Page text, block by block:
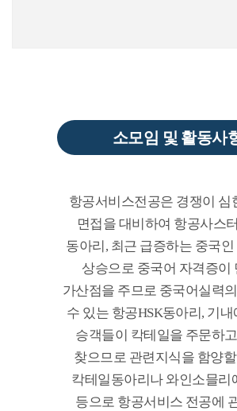
소모임 및 활동사
항공서비스전공은 경쟁이 심
면접을 대비하여 항공사스
동아리, 최근 급증하는 중국인
상승으로 중국어 자격증이
가산점을 주므로 중국어실력
수 있는 항공HSK동아리, 기
승객들이 칵테일을 주문하
찾으므로 관련지식을 함양
칵테일동아리나 와인소믈리
등으로 항공서비스 전공에